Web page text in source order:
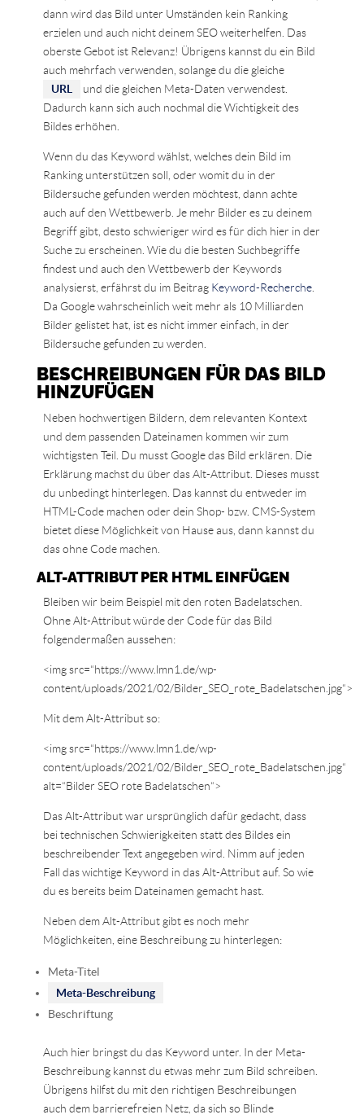
dann wird das Bild unter Umständen kein Ranking
erzielen und auch nicht deinem SEO weiterhelfen. Das
oberste Gebot ist Relevanz! Übrigens kannst du ein Bild
auch mehrfach verwenden, solange du die gleiche
URL
und die gleichen Meta-Daten verwendest.
Dadurch kann sich auch nochmal die Wichtigkeit des
Bildes erhöhen.
Wenn du das Keyword wählst, welches dein Bild im
Ranking unterstützen soll, oder womit du in der
Bildersuche gefunden werden möchtest, dann achte
auch auf den Wettbewerb. Je mehr Bilder es zu deinem
Begriff gibt, desto schwieriger wird es für dich hier in der
Suche zu erscheinen. Wie du die besten Suchbegriffe
findest und auch den Wettbewerb der Keywords
analysierst, erfährst du im Beitrag Keyword-Recherche.
Da Google wahrscheinlich weit mehr als 10 Milliarden
Bilder gelistet hat, ist es nicht immer einfach, in der
Bildersuche gefunden zu werden.
BESCHREIBUNGEN FÜR DAS BILD
HINZUFÜGEN
Neben hochwertigen Bildern, dem relevanten Kontext
und dem passenden Dateinamen kommen wir zum
wichtigsten Teil. Du musst Google das Bild erklären. Die
Erklärung machst du über das Alt-Attribut. Dieses musst
du unbedingt hinterlegen. Das kannst du entweder im
HTML-Code machen oder dein Shop- bzw. CMS-System
bietet diese Möglichkeit von Hause aus, dann kannst du
das ohne Code machen.
ALT-ATTRIBUT PER HTML EINFÜGEN
Bleiben wir beim Beispiel mit den roten Badelatschen.
Ohne Alt-Attribut würde der Code für das Bild
folgendermaßen aussehen:
<img src=“https://www.lmn1.de/wp-
content/uploads/2021/02/Bilder_SEO_rote_Badelatschen.jpg“>
Mit dem Alt-Attribut so:
<img src=“https://www.lmn1.de/wp-
content/uploads/2021/02/Bilder_SEO_rote_Badelatschen.jpg“
alt=“Bilder SEO rote Badelatschen“>
Das Alt-Attribut war ursprünglich dafür gedacht, dass
bei technischen Schwierigkeiten statt des Bildes ein
beschreibender Text angegeben wird. Nimm auf jeden
Fall das wichtige Keyword in das Alt-Attribut auf. So wie
du es bereits beim Dateinamen gemacht hast.
Neben dem Alt-Attribut gibt es noch mehr
Möglichkeiten, eine Beschreibung zu hinterlegen:
Meta-Titel
Meta-Beschreibung
Beschriftung
Auch hier bringst du das Keyword unter. In der Meta-
Beschreibung kannst du etwas mehr zum Bild schreiben.
Übrigens hilfst du mit den richtigen Beschreibungen
auch dem barrierefreien Netz, da sich so Blinde